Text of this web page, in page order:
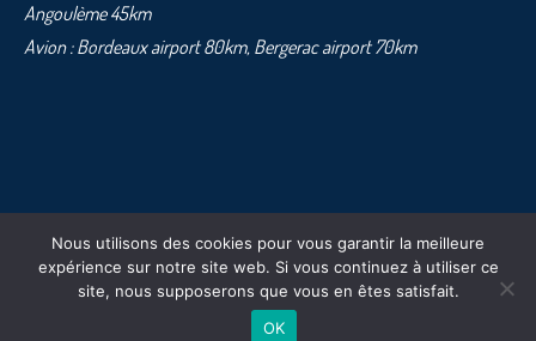
Angoulème 45km
Avion : Bordeaux airport 80km, Bergerac airport 70km
© 2026 | Chateau Bellevue, 16210 Saint-Avit, France | Linden Webdesign
Nous utilisons des cookies pour vous garantir la meilleure
expérience sur notre site web. Si vous continuez à utiliser ce
site, nous supposerons que vous en êtes satisfait.
OK